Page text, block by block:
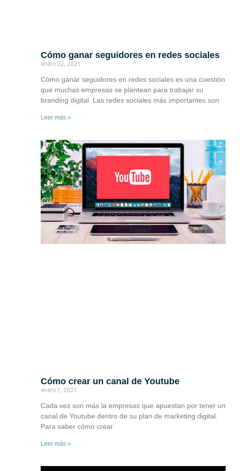
Cómo ganar seguidores en redes sociales
enero 22, 2021
Cómo ganar seguidores en redes sociales es una cuestión
que muchas empresas se plantean para trabajar su
branding digital. Las redes sociales más importantes son
Leer más »
Cómo crear un canal de Youtube
enero 1, 2021
Cada vez son más la empresas que apuestan por tener un
canal de Youtube dentro de su plan de marketing digital.
Para saber cómo crear
Leer más »